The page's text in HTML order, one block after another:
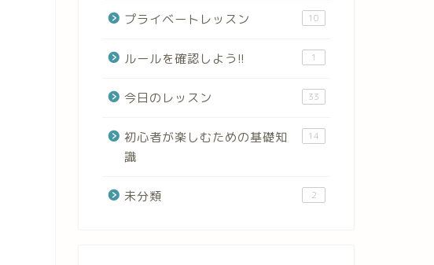
プライベートレッスン 10
ルールを確認しよう!! 1
今日のレッスン 33
初心者が楽しむための基礎知
識
14
未分類 2